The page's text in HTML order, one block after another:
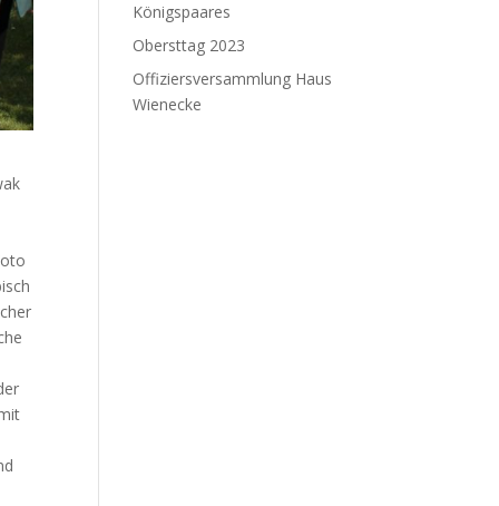
Königspaares
Obersttag 2023
Offiziersversammlung Haus
Wienecke